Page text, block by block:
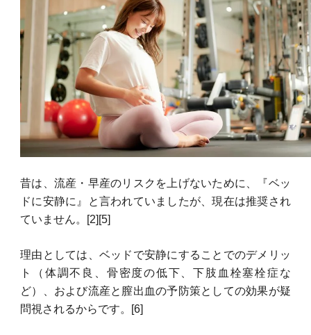
昔は、流産・早産のリスクを上げないために、『ベッ
ドに安静に』と言われていましたが、現在は推奨され
ていません。[2][5]
理由としては、ベッドで安静にすることでのデメリッ
ト（体調不良、骨密度の低下、下肢血栓塞栓症な
ど）、および流産と膣出血の予防策としての効果が疑
問視されるからです。[6]